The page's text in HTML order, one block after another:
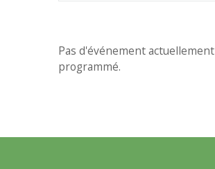
Pas d'événement actuellement
programmé.